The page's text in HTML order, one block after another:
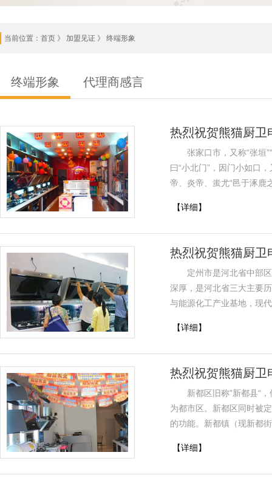
当前位置： 首页 》 加盟见证 》 终端形象
终端形象 代理商感言
热烈祝贺熊猫厨卫
张家口市，又称“张垣
曰“小北门”，因门小如口
帝、炎帝、蚩尤“邑于涿鹿
【详细】
热烈祝贺熊猫厨卫
定州市是河北省中部
深厚，是河北省三大主要
与能源化工产业基地，现
【详细】
热烈祝贺熊猫厨卫
新都区旧称”新都县“
为都市区。新都区同时被
的功能。新都镇（现新都
【详细】